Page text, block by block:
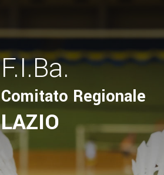
F.I.Ba.
Comitato Regionale
LAZIO